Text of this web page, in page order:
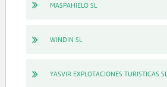
MASPAHIELO SL
WINDIN SL
YASVIR EXPLOTACIONES TURISTICAS SL